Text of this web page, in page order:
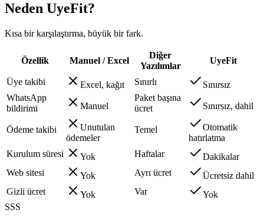
Neden UyeFit?
Kısa bir karşılaştırma, büyük bir fark.
Özellik Manuel / Excel
Diğer
Yazılımlar
UyeFit
Üye takibi Excel, kağıt Sınırlı
Sınırsız
WhatsApp
bildirimi
Manuel
Paket başına
ücret
Sınırsız, dahil
Ödeme takibi
Unutulan
ödemeler
Temel
Otomatik
hatırlatma
Kurulum süresi
Yok Haftalar
Dakikalar
Web sitesi
Yok Ayrı ücret
Ücretsiz dahil
Gizli ücret
Yok Var
Yok
SSS